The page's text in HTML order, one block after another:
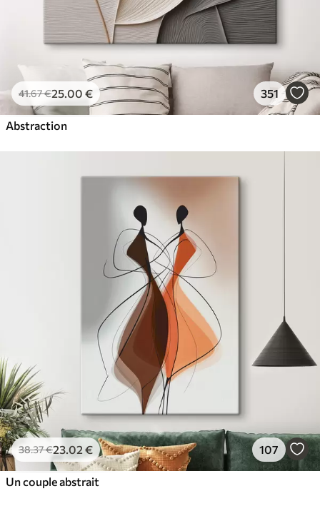
41.67€25.00 € 351
Abstraction
38.37€23.02 € 107
Un couple abstrait